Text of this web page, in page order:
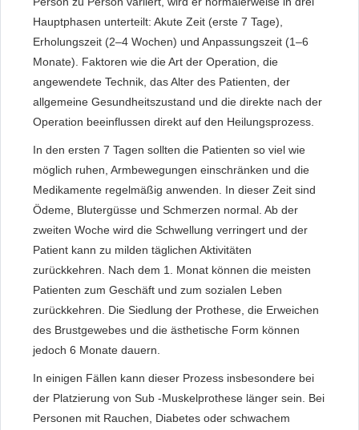
Hauptphasen unterteilt: Akute Zeit (erste 7 Tage),
Erholungszeit (2–4 Wochen) und Anpassungszeit (1–6
Monate). Faktoren wie die Art der Operation, die
angewendete Technik, das Alter des Patienten, der
allgemeine Gesundheitszustand und die direkte nach der
Operation beeinflussen direkt auf den Heilungsprozess.
In den ersten 7 Tagen sollten die Patienten so viel wie
möglich ruhen, Armbewegungen einschränken und die
Medikamente regelmäßig anwenden. In dieser Zeit sind
Ödeme, Blutergüsse und Schmerzen normal. Ab der
zweiten Woche wird die Schwellung verringert und der
Patient kann zu milden täglichen Aktivitäten
zurückkehren. Nach dem 1. Monat können die meisten
Patienten zum Geschäft und zum sozialen Leben
zurückkehren. Die Siedlung der Prothese, die Erweichen
des Brustgewebes und die ästhetische Form können
jedoch 6 Monate dauern.
In einigen Fällen kann dieser Prozess insbesondere bei
der Platzierung von Sub -Muskelprothese länger sein. Bei
Personen mit Rauchen, Diabetes oder schwachem